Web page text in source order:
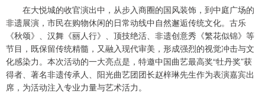
在大悦城的收官演出中，从步入商圈的国风装饰，到中庭广场的
非遗展演，市民在购物休闲的日常动线中自然邂逅传统文化。古乐
《秋颂》、汉舞《丽人行》、顶技绝活、非遗创意秀《繁花似锦》等
节目，既保留传统精髓，又融入现代审美，形成强烈的视觉冲击与文
化感染力。本次活动的一大亮点是，特邀中国曲艺最高奖“牡丹奖”获
得者、著名非遗传承人、阳光曲艺团团长赵梓琳先生作为表演嘉宾出
席，为活动注入专业力量与艺术活力。